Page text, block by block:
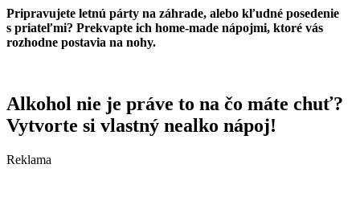
Pripravujete letnú párty na záhrade, alebo kľudné posedenie
s priateľmi? Prekvapte ich home-made nápojmi, ktoré vás
rozhodne postavia na nohy.
Alkohol nie je práve to na čo máte chuť?
Vytvorte si vlastný nealko nápoj!
Reklama